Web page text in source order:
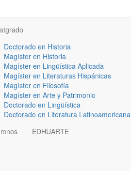
Doctorado en Historia
Magíster en Historia
Magíster en Lingüística Aplicada
Magíster en Literaturas Hispánicas
Magíster en Filosofía
Magíster en Arte y Patrimonio
Doctorado en Lingüística
Doctorado en Literatura Latinoamericana
EDHUARTE